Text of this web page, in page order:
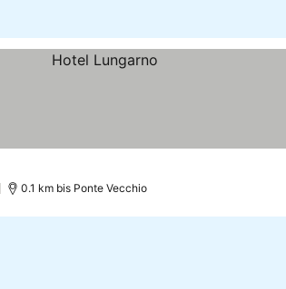
0.1 km bis Ponte Vecchio